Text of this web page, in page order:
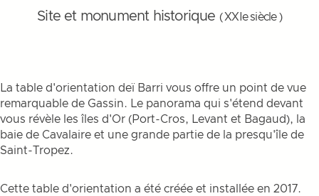
Site et monument historique ( XXIe siècle )
La table d'orientation deï Barri vous offre un point de vue
remarquable de Gassin. Le panorama qui s'étend devant
vous révèle les îles d'Or (Port-Cros, Levant et Bagaud), la
baie de Cavalaire et une grande partie de la presqu'île de
Saint-Tropez.
Cette table d'orientation a été créée et installée en 2017.